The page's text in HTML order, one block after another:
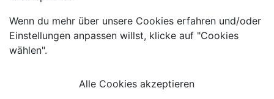
Wenn du mehr über unsere Cookies erfahren und/oder
Einstellungen anpassen willst, klicke auf "Cookies
wählen".
Alle Cookies akzeptieren